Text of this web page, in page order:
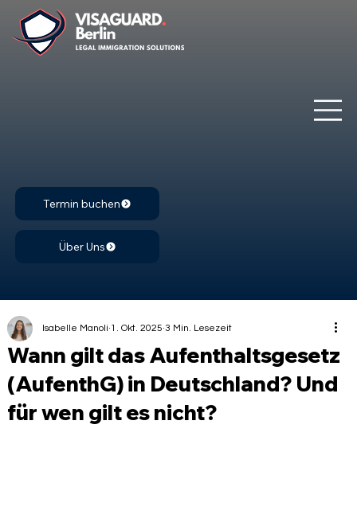
Termin buchen
Über Uns
Wann gilt das Aufenthaltsgesetz
(AufenthG) in Deutschland? Und
für wen gilt es nicht?
Isabelle Manoli 1. Okt. 2025 3 Min. Lesezeit